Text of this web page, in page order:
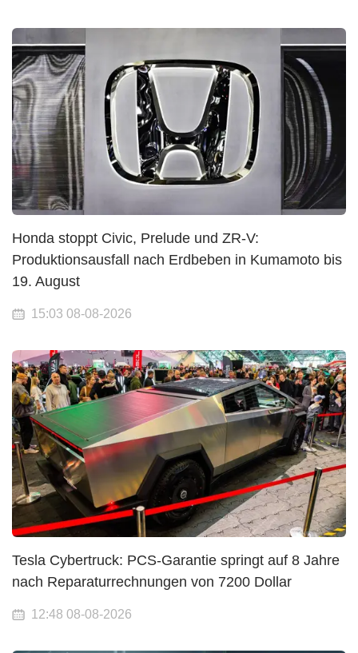
Honda stoppt Civic, Prelude und ZR-V:
Produktionsausfall nach Erdbeben in Kumamoto bis
19. August
15:03 08-08-2026
Tesla Cybertruck: PCS-Garantie springt auf 8 Jahre
nach Reparaturrechnungen von 7200 Dollar
12:48 08-08-2026